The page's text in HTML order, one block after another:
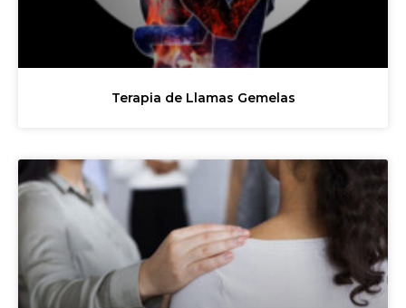
Terapia de Llamas Gemelas